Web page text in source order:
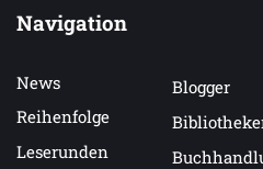
Navigation
News
Reihenfolge
Leserunden
Blogger